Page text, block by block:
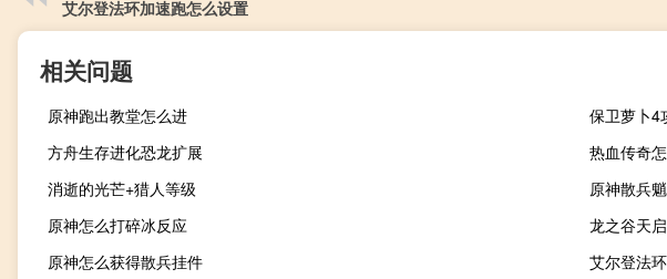
艾尔登法环加速跑怎么设置
相关问题
原神跑出教堂怎么进
保卫萝卜4
方舟生存进化恐龙扩展
热血传奇
消逝的光芒+猎人等级
原神散兵
原神怎么打碎冰反应
龙之谷天
原神怎么获得散兵挂件
艾尔登法